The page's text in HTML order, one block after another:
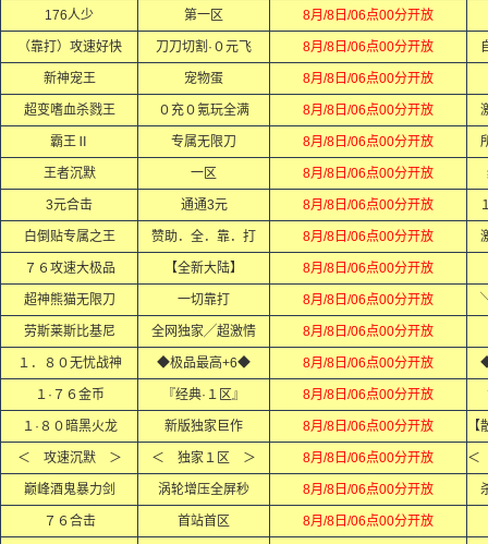
176人少 第一区 8月/8日/06点00分开放
（靠打）攻速好快 刀刀切割·０元飞 8月/8日/06点00分开放
新神宠王 宠物蛋 8月/8日/06点00分开放
超变嗜血杀戮王 ０充０氪玩全满 8月/8日/06点00分开放
霸王Ⅱ 专属无限刀 8月/8日/06点00分开放
王者沉默 一区 8月/8日/06点00分开放
3元合击 通通3元 8月/8日/06点00分开放
白倒贴专属之王 赞助．全．靠．打 8月/8日/06点00分开放
７６攻速大极品 【全新大陆】 8月/8日/06点00分开放
超神熊猫无限刀 一切靠打 8月/8日/06点00分开放
劳斯莱斯比基尼 全网独家╱超激情 8月/8日/06点00分开放
１．８０无忧战神 ◆极品最高+6◆ 8月/8日/06点00分开放
１·７６金币 『经典·１区』 8月/8日/06点00分开放
１·８０暗黑火龙 新版独家巨作 8月/8日/06点00分开放
＜ 攻速沉默 ＞ ＜ 独家１区 ＞ 8月/8日/06点00分开放
巅峰酒鬼暴力剑 涡轮增压全屏秒 8月/8日/06点00分开放
７６合击 首站首区 8月/8日/06点00分开放